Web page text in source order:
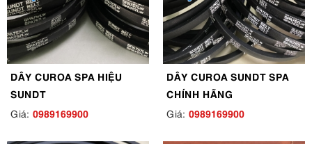
DÂY CUROA SPA HIỆU
SUNDT
Giá: 0989169900
DÂY CUROA SUNDT SPA
CHÍNH HÃNG
Giá: 0989169900